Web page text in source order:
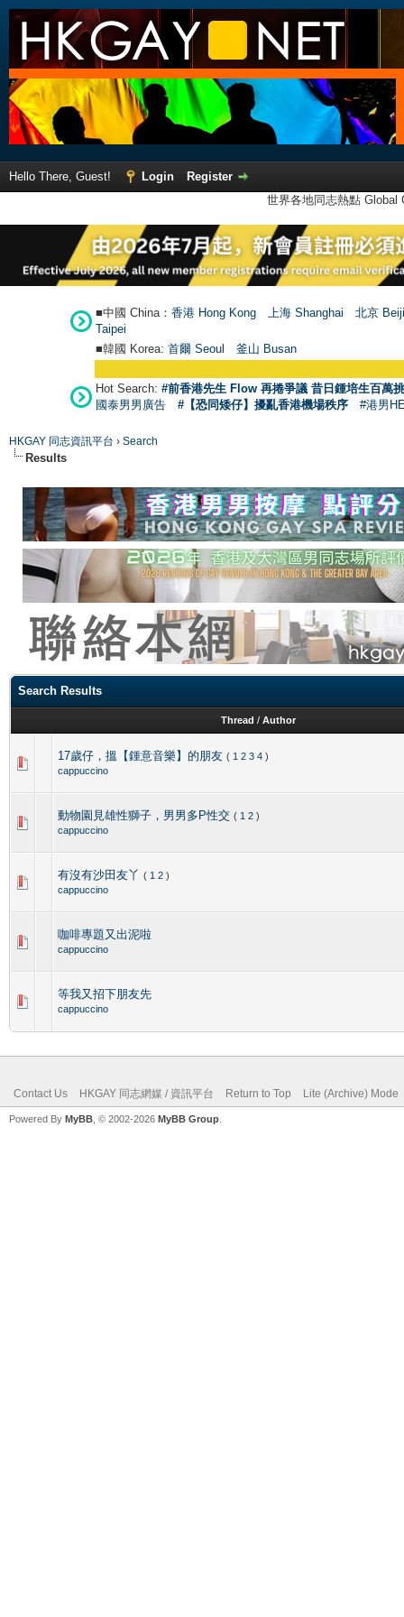
Hello There, Guest! Login
Register
世界各地同志熱點
■中國 China： 香港 Hong Kong 上海 Shanghai
北京
Taipei
■韓國 Korea: 首爾 Seoul 釜山 Busan
Hot Search: #前香港先生 Flow 再捲爭議 昔日鍾培生百萬
國泰男男廣告
#【恐同矮仔】擾亂香港機場秩序 #港男
HKGAY 同志資訊平台 › Search
Results
Search Results
Thread / Author
17歲仔，搵【鍾意音樂】的朋友 ( 1 2 3 4 )
cappuccino
動物園見雄性獅子，男男多P性交 ( 1 2 )
cappuccino
有沒有沙田友丫 ( 1 2 )
cappuccino
咖啡專題又出泥啦
cappuccino
等我又招下朋友先
cappuccino
Contact Us HKGAY 同志網媒 / 資訊平台 Return to Top Lite (Archive) Mode
Powered By MyBB , © 2002-2026 MyBB Group